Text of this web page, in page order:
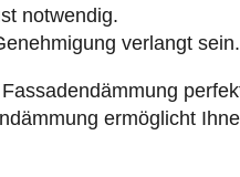
notwendig.
verlangt sein.
ermöglicht